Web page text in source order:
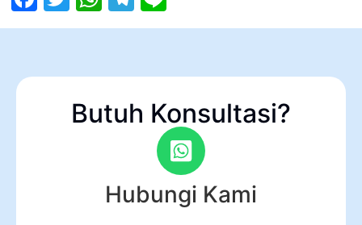
Butuh Konsultasi?
Hubungi Kami